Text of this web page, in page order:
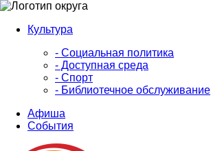
Культура
- Социальная политика
- Доступная среда
- Спорт
- Библиотечное обслуживание
Афиша
События